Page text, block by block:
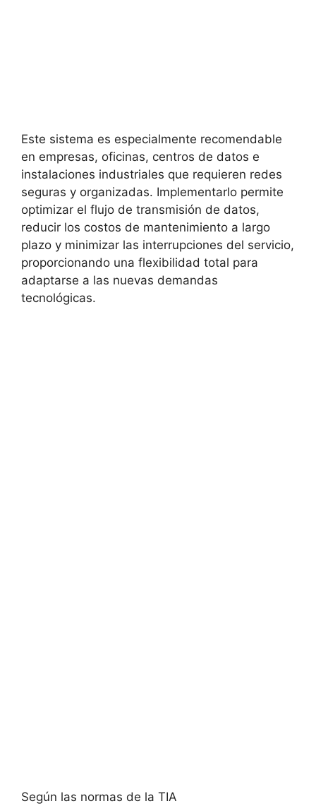
Este sistema es especialmente recomendable
en empresas, oficinas, centros de datos e
instalaciones industriales que requieren redes
seguras y organizadas. Implementarlo permite
optimizar el flujo de transmisión de datos,
reducir los costos de mantenimiento a largo
plazo y minimizar las interrupciones del servicio,
proporcionando una flexibilidad total para
adaptarse a las nuevas demandas
tecnológicas.
Según las normas de la TIA